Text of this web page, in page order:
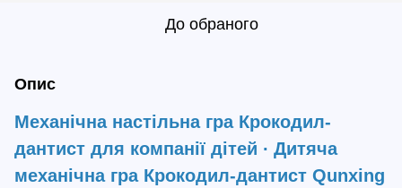
До обраного
Опис
Механічна настільна гра Крокодил-
дантист для компанії дітей ∙ Дитяча
механічна гра Крокодил-дантист Qunxing